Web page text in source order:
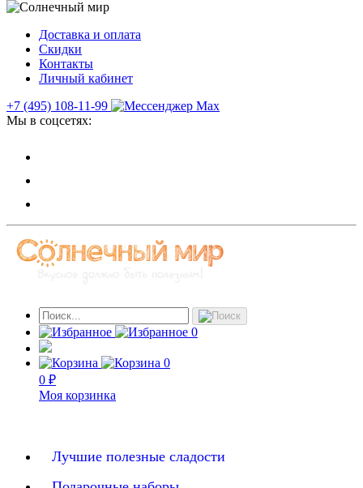
Доставка и оплата
Скидки
Контакты
Личный кабинет
+7 (495) 108-11-99
Мы в соцсетях:
0
0
0 ₽
Моя корзинка
Лучшие полезные сладости